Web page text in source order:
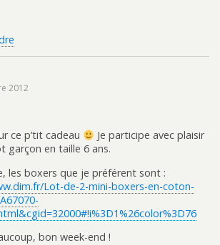
2012
ce p’tit cadeau
Je participe avec plaisir
garçon en taille 6 ans.
les boxers que je préférent sont :
Lot-de-2-mini-boxers-en-coton-
bon week-end !